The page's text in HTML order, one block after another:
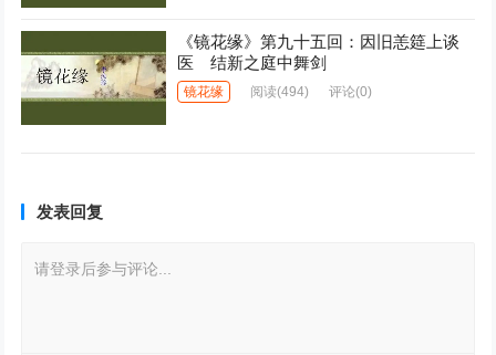
《镜花缘》第九十五回：因旧恙筵上谈
医 结新之庭中舞剑
镜花缘 阅读(494) 评论(0)
发表回复
请登录后参与评论...